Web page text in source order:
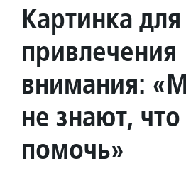
Картинка для
привлечения
внимания:
не знают,
помочь»